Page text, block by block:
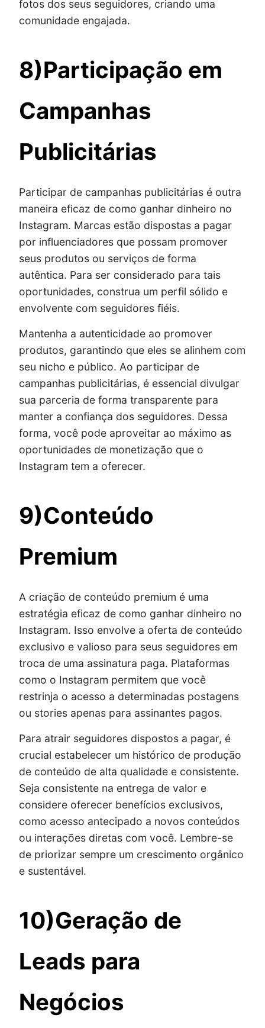
fotos dos seus seguidores, criando uma
comunidade engajada.
8)Participação em
Campanhas
Publicitárias
Participar de campanhas publicitárias é outra
maneira eficaz de como ganhar dinheiro no
Instagram. Marcas estão dispostas a pagar
por influenciadores que possam promover
seus produtos ou serviços de forma
autêntica. Para ser considerado para tais
oportunidades, construa um perfil sólido e
envolvente com seguidores fiéis.
Mantenha a autenticidade ao promover
produtos, garantindo que eles se alinhem com
seu nicho e público. Ao participar de
campanhas publicitárias, é essencial divulgar
sua parceria de forma transparente para
manter a confiança dos seguidores. Dessa
forma, você pode aproveitar ao máximo as
oportunidades de monetização que o
Instagram tem a oferecer.
9)Conteúdo
Premium
A criação de conteúdo premium é uma
estratégia eficaz de como ganhar dinheiro no
Instagram. Isso envolve a oferta de conteúdo
exclusivo e valioso para seus seguidores em
troca de uma assinatura paga. Plataformas
como o Instagram permitem que você
restrinja o acesso a determinadas postagens
ou stories apenas para assinantes pagos.
Para atrair seguidores dispostos a pagar, é
crucial estabelecer um histórico de produção
de conteúdo de alta qualidade e consistente.
Seja consistente na entrega de valor e
considere oferecer benefícios exclusivos,
como acesso antecipado a novos conteúdos
ou interações diretas com você. Lembre-se
de priorizar sempre um crescimento orgânico
e sustentável.
10)Geração de
Leads para
Negócios